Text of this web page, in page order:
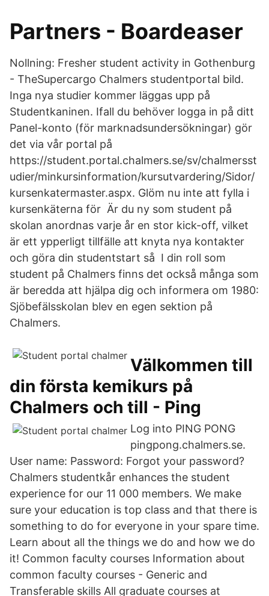
Partners - Boardeaser
Nollning: Fresher student activity in Gothenburg
- TheSupercargo Chalmers studentportal bild.
Inga nya studier kommer läggas upp på
Studentkaninen. Ifall du behöver logga in på ditt
Panel-konto (för marknadsundersökningar) gör
det via vår portal på
https://student.portal.chalmers.se/sv/chalmersst
udier/minkursinformation/kursutvardering/Sidor/
kursenkatermaster.aspx. Glöm nu inte att fylla i
kursenkäterna för Är du ny som student på
skolan anordnas varje år en stor kick-off, vilket
är ett ypperligt tillfälle att knyta nya kontakter
och göra din studentstart så I din roll som
student på Chalmers finns det också många som
är beredda att hjälpa dig och informera om 1980:
Sjöbefälsskolan blev en egen sektion på
Chalmers.
Välkommen till
din första kemikurs på
Chalmers och till - Ping
Log into PING PONG
pingpong.chalmers.se.
User name: Password: Forgot your password?
Chalmers studentkår enhances the student
experience for our 11 000 members. We make
sure your education is top class and that there is
something to do for everyone in your spare time.
Learn about all the things we do and how we do
it! Common faculty courses Information about
common faculty courses - Generic and
Transferable skills All graduate courses at